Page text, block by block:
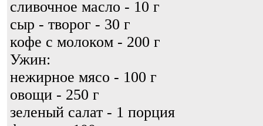
сливочное масло - 10 г
сыр - творог - 30 г
кофе с молоком - 200 г
Ужин:
нежирное мясо - 100 г
овощи - 250 г
зеленый салат - 1 порция